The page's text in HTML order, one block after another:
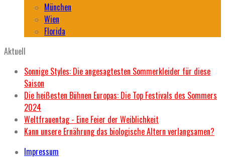
München
Wien
Florida
Aktuell
Sonnige Styles: Die angesagtesten Sommerkleider für diese
Saison
Die heißesten Bühnen Europas: Die Top Festivals des Sommers
2024
Weltfrauentag - Eine Feier der Weiblichkeit
Kann unsere Ernährung das biologische Altern verlangsamen?
Impressum